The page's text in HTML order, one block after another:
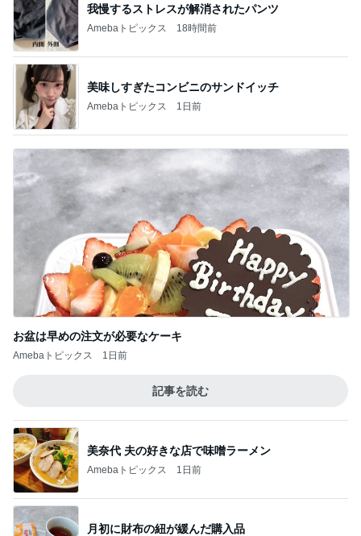
我慢するストレスが解消されたパンツ
Amebaトピックス 18時間前
美味しすぎたコンビニのサンドイッチ
Amebaトピックス 1日前
お盆は早めの注文が必要なケーキ
Amebaトピックス 1日前
記事を読む
美奈代 夫の好きな店で味噌ラーメン
Amebaトピックス 1日前
月初に財布の紐が緩んだ購入品